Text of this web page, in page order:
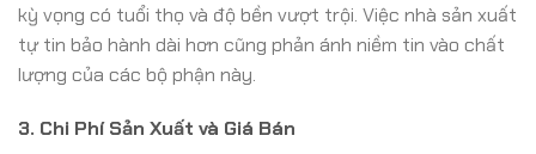
kỳ vọng có tuổi thọ và độ bền vượt trội. Việc nhà sản xuất
tự tin bảo hành dài hơn cũng phản ánh niềm tin vào chất
lượng của các bộ phận này.
3. Chi Phí Sản Xuất và Giá Bán